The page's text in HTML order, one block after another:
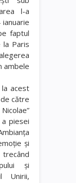
l-a
faptul
la Paris
ambele
acest
către
piesei
şi
şi
Unirii,